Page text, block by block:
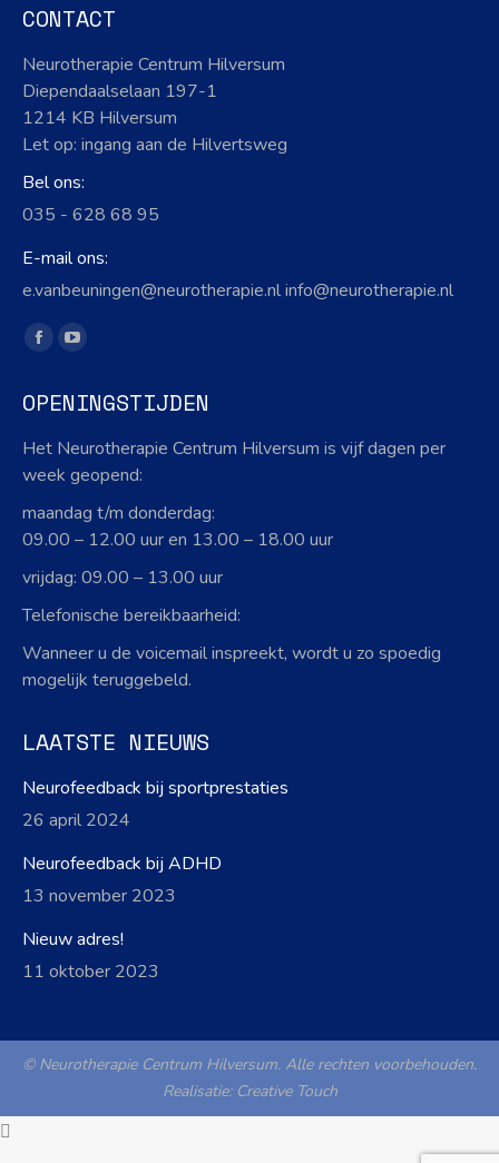
CONTACT
Neurotherapie Centrum Hilversum
Diependaalselaan 197-1
1214 KB Hilversum
Let op: ingang aan de Hilvertsweg
Bel ons:
035 - 628 68 95
E-mail ons:
e.vanbeuningen@neurotherapie.nl info@neurotherapie.nl
Vind ons op:
Facebook
opens
in
new
YouTube
opens
new
OPENINGSTIJDEN
Het Neurotherapie Centrum Hilversum is vijf dagen per
week geopend:
maandag t/m donderdag:
09.00 – 12.00 uur en 13.00 – 18.00 uur
vrijdag: 09.00 – 13.00 uur
Telefonische bereikbaarheid:
Wanneer u de voicemail inspreekt, wordt u zo spoedig
mogelijk teruggebeld.
LAATSTE NIEUWS
Neurofeedback bij sportprestaties
26 april 2024
Neurofeedback bij ADHD
13 november 2023
Nieuw adres!
11 oktober 2023
© Neurotherapie Centrum Hilversum. Alle rechten voorbehouden.
Realisatie: Creative Touch